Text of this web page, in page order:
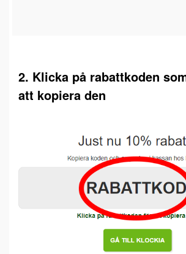
2. Klicka på rabattkoden
att kopiera den